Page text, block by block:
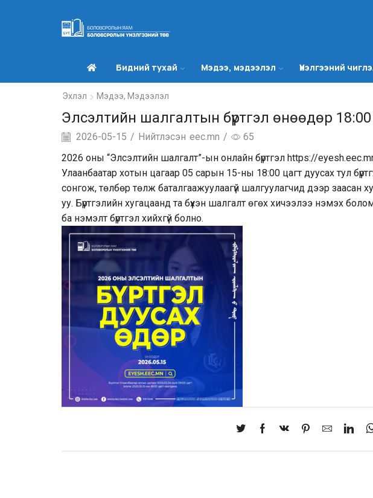
Бидний тухай Мэдээ, мэдээлэл Үнэлгээний
Эхлэл Мэдээ, Мэдээлэл
Элсэлтийн шалгалтын бүртгэл өнөөдөр 18:00
2026-05-15 / Нийтлэсэн eec.mn /
65
2026 оны “Элсэлтийн шалгалт”-ын онлайн бүртгэл https://
Улаанбаатар хотын цагаар 05 сарын 15-ны 18:00 цагт дуусах тул
сонгож, төлбөр төлж баталгаажуулаагүй шалгуулагчид дээр заасан
уу. Бүртгэлийн хугацаанд та бүхэн шалгалт өгөх хичээлээ нэмэх
ба нэмэлт бүртгэл хийхгүй болно.